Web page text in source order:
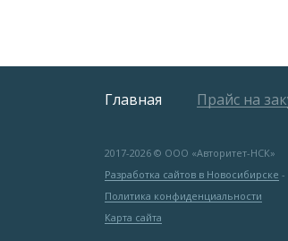
Главная Прайс на
2017-2026 © ООО «Авторитет-НСК»
Разработка сайтов в Новосибирске -
Политика конфиденциальности
Карта сайта